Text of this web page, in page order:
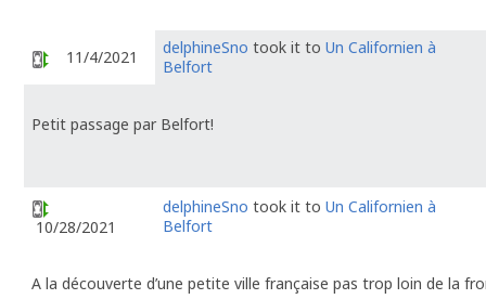
11/4/2021 delphineSno took it to Un Californien à
Belfort
Petit passage par Belfort!
10/28/2021
delphineSno took it to Un Californien à
Belfort
A la découverte d’une petite ville française pas trop loin de la